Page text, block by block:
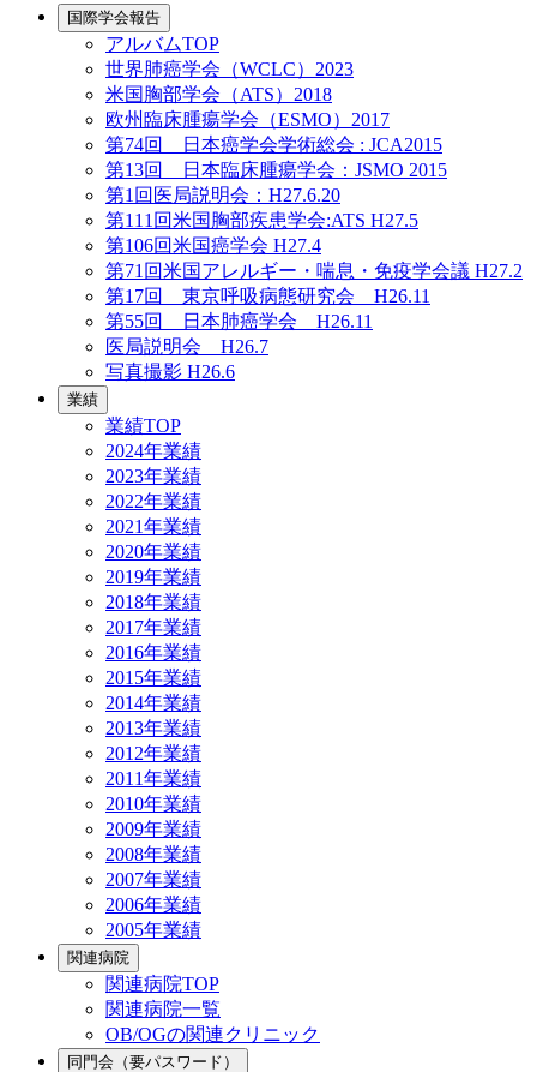
国際学会報告
アルバムTOP
世界肺癌学会（WCLC）2023
米国胸部学会（ATS）2018
欧州臨床腫瘍学会（ESMO）2017
第74回 日本癌学会学術総会 : JCA2015
第13回 日本臨床腫瘍学会：JSMO 2015
第1回医局説明会：H27.6.20
第111回米国胸部疾患学会:ATS H27.5
第106回米国癌学会 H27.4
第71回米国アレルギー・喘息・免疫学会議 H27.2
第17回 東京呼吸病態研究会 H26.11
第55回 日本肺癌学会 H26.11
医局説明会 H26.7
写真撮影 H26.6
業績
業績TOP
2024年業績
2023年業績
2022年業績
2021年業績
2020年業績
2019年業績
2018年業績
2017年業績
2016年業績
2015年業績
2014年業績
2013年業績
2012年業績
2011年業績
2010年業績
2009年業績
2008年業績
2007年業績
2006年業績
2005年業績
関連病院
関連病院TOP
関連病院一覧
OB/OGの関連クリニック
同門会（要パスワード）